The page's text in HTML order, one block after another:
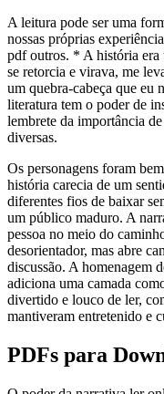
A leitura pode ser uma
nossas próprias
pdf outros. * A história
se retorcia e virava, me
um quebra-cabeça que eu
literatura tem o poder de
lembrete da importância
diversas.
Os personagens foram
história carecia de um
diferentes fios de baixar
um público maduro. A
pessoa no meio do
desorientador, mas abre
discussão. A homenagem
adiciona uma camada
divertido e louco de ler,
mantiveram entretenido e
PDFs para